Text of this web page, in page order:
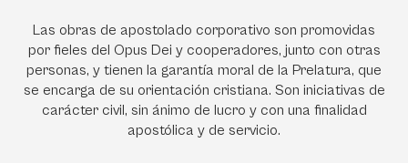
Las obras de apostolado corporativo son promovidas
por fieles del Opus Dei y cooperadores, junto con otras
personas, y tienen la garantía moral de la Prelatura, que
se encarga de su orientación cristiana. Son iniciativas de
carácter civil, sin ánimo de lucro y con una finalidad
apostólica y de servicio.